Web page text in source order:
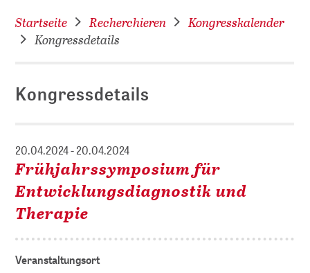
Startseite Recherchieren
Kongresskalender
Kongressdetails
Kongressdetails
20.04.2024 - 20.04.2024
Frühjahrssymposium für
Entwicklungsdiagnostik und
Therapie
Veranstaltungsort